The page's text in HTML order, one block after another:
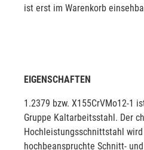
ist erst im Warenkorb
EIGENSCHAFTEN
1.2379 bzw. X155CrVMo12-1
Gruppe Kaltarbeitsstahl. Der
Hochleistungsschnittstahl
hochbeanspruchte Schnitt-